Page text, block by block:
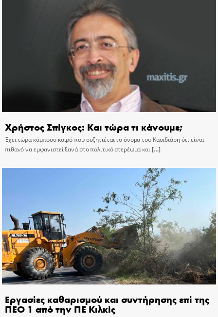
Χρήστος Σπίγκος: Και τώρα τι κάνουμε;
Έχει τώρα κάμποσο καιρό που συζητιέται το όνομα του Κασιδιάρη ότι είναι
πιθανό να εμφανιστεί ξανά στο πολιτικό στερέωμα και[…]
Εργασίες καθαρισμού και συντήρησης επί της
ΠΕΟ 1 από την ΠΕ Κιλκίς